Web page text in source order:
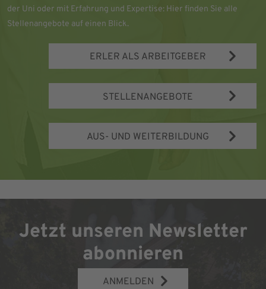
der Uni oder mit Erfahrung und Expertise: Hier finden Sie alle
Stellenangebote auf einen Blick.
ERLER ALS ARBEITGEBER
STELLENANGEBOTE
AUS- UND WEITERBILDUNG
Jetzt unseren Newsletter
abonnieren
ANMELDEN